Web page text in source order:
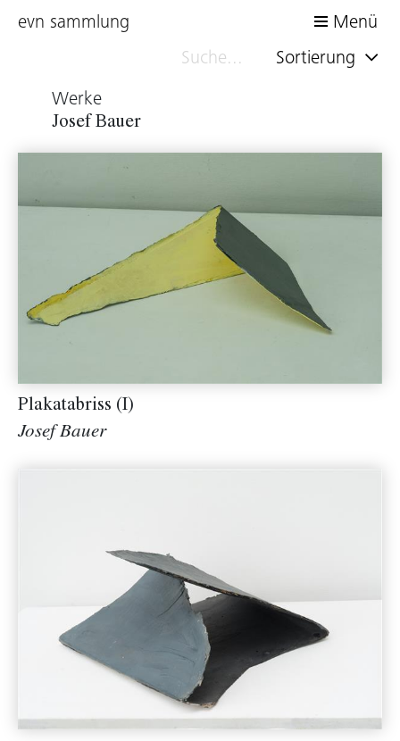
evn sammlung
Menü
Sortierung
Werke
Josef Bauer
Plakatabriss (I)
Josef Bauer